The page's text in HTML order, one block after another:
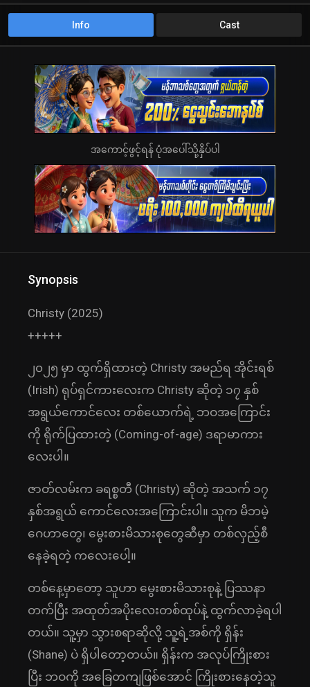
Info Cast
အကောင့်ဖွင့်ရန် ပုံအပေါ်သို့နှိပ်ပါ
Synopsis
Christy (2025)
+++++
၂၀၂၅ မှာ ထွက်ရှိထားတဲ့ Christy အမည်ရ အိုင်းရစ်
(Irish) ရုပ်ရှင်ကားလေးက Christy ဆိုတဲ့ ၁၇ နှစ်
အရွယ်ကောင်လေး တစ်ယောက်ရဲ့ ဘဝအကြောင်း
ကို ရိုက်ပြထားတဲ့ (Coming-of-age) ဒရာမာကား
လေးပါ။
ဇာတ်လမ်းက ခရစ္စတီ (Christy) ဆိုတဲ့ အသက် ၁၇
နှစ်အရွယ် ကောင်လေးအကြောင်းပါ။ သူက မိဘမဲ့
ဂေဟာတွေ၊ မွေးစားမိသားစုတွေဆီမှာ တစ်လှည့်စီ
နေခဲ့ရတဲ့ ကလေးပေါ့။
တစ်နေ့မှာတော့ သူဟာ မွေးစားမိသားစုနဲ့ ပြဿနာ
တက်ပြီး အထုတ်အပိုးလေးတစ်ထုပ်နဲ့ ထွက်လာခဲ့ရပါ
တယ်။ သူ့မှာ သွားစရာဆိုလို့ သူ့ရဲ့အစ်ကို ရှိန်း
(Shane) ပဲ ရှိပါတော့တယ်။ ရှိန်းက အလုပ်ကြိုးစား
ပြီး ဘဝကို အခြေတကျဖြစ်အောင် ကြိုးစားနေတဲ့သူ